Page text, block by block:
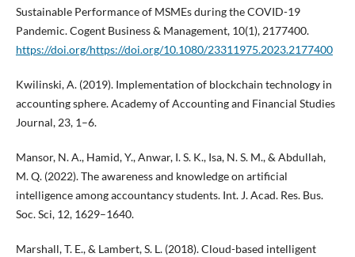
Sustainable Performance of MSMEs during the COVID-19
Pandemic. Cogent Business & Management, 10(1), 2177400.
https://doi.org/https://doi.org/10.1080/23311975.2023.2177400
Kwilinski, A. (2019). Implementation of blockchain technology in
accounting sphere. Academy of Accounting and Financial Studies
Journal, 23, 1–6.
Mansor, N. A., Hamid, Y., Anwar, I. S. K., Isa, N. S. M., & Abdullah,
M. Q. (2022). The awareness and knowledge on artificial
intelligence among accountancy students. Int. J. Acad. Res. Bus.
Soc. Sci, 12, 1629–1640.
Marshall, T. E., & Lambert, S. L. (2018). Cloud-based intelligent